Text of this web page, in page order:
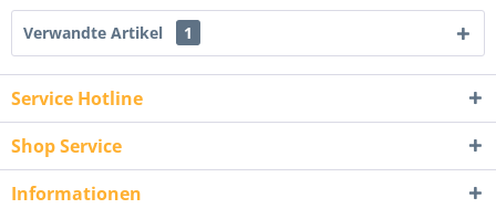
Verwandte Artikel 1
Service Hotline
Shop Service
Informationen